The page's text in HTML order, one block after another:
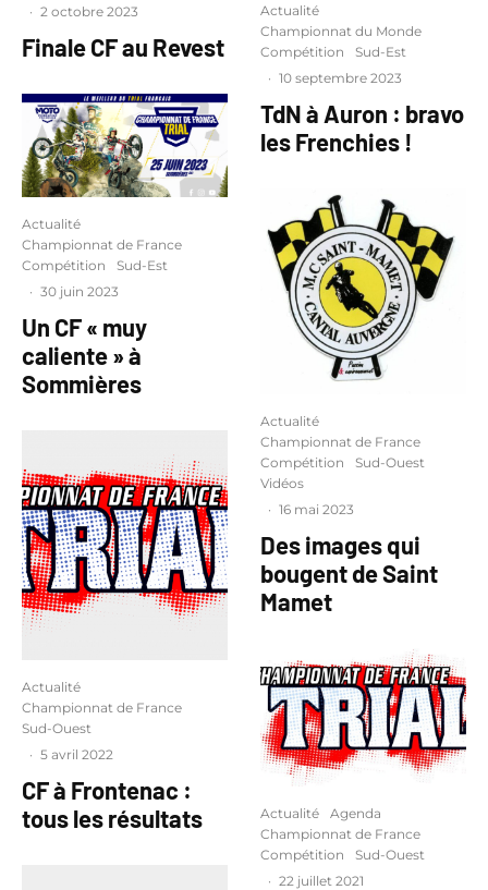
· 2 octobre 2023
Finale CF au Revest
Actualité
Championnat de France
Compétition
Sud-Est
· 30 juin 2023
Un CF « muy
caliente » à
Sommières
Actualité
Championnat de France
Sud-Ouest
· 5 avril 2022
CF à Frontenac :
tous les résultats
Actualité
Championnat du Monde
Compétition
Sud-Est
· 10 septembre 2023
TdN à Auron : bravo
les Frenchies !
Actualité
Championnat de France
Compétition
Sud-Ouest
Vidéos
· 16 mai 2023
Des images qui
bougent de Saint
Mamet
Actualité
Agenda
Championnat de France
Compétition
Sud-Ouest
· 22 juillet 2021